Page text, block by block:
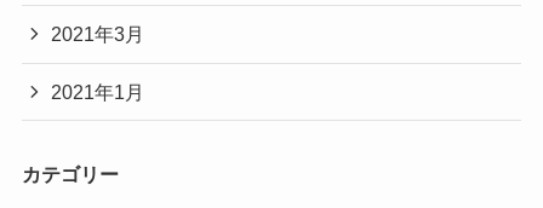
2021年3月
2021年1月
カテゴリー